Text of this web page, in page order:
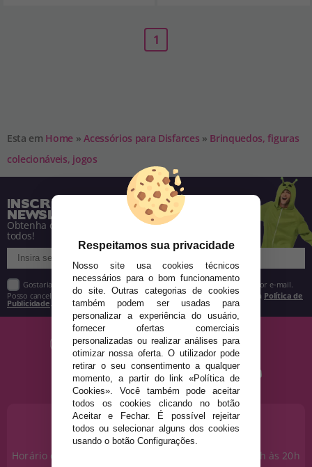
1
Esta em Home » Acessórios para Disfarces » Brinquedos, figuras
colecionáveis, jogos
INSCREVA-SE NA NOSSA
NEWSLETTER
Obtenha descontos e saiba de tudo antes de
todos!
Gostaria de receber descontos exclusivos, novidades e tendências por e-mail.
Posso cancelar a inscrição a qualquer momento, conforme estipulado na Política de
Publicidade
PRECISA DE AJUDA?
915 793 695
Horário de segunda a sexta das 10h às 14h e das 17h às 20h
Respeitamos sua privacidade
Nosso site usa cookies técnicos
necessários para o bom funcionamento
do site. Outras categorias de cookies
também podem ser usadas para
personalizar a experiência do usuário,
fornecer ofertas comerciais
personalizadas ou realizar análises para
otimizar nossa oferta. O utilizador pode
retirar o seu consentimento a qualquer
momento, a partir do link «Política de
Cookies». Você também pode aceitar
todos os cookies clicando no botão
Aceitar e Fechar. É possível rejeitar
todos ou selecionar alguns dos cookies
usando o botão Configurações.